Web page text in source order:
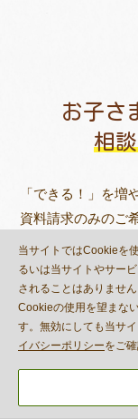
お子さ
相
「できる！」を増
資料請求のみのご
まずはお気軽にお
当サイトではCookieを
るいは当サイトやサー
されることはありません
Cookieの使用を望まな
す。無効にしても当サ
イバシーポリシーをご確